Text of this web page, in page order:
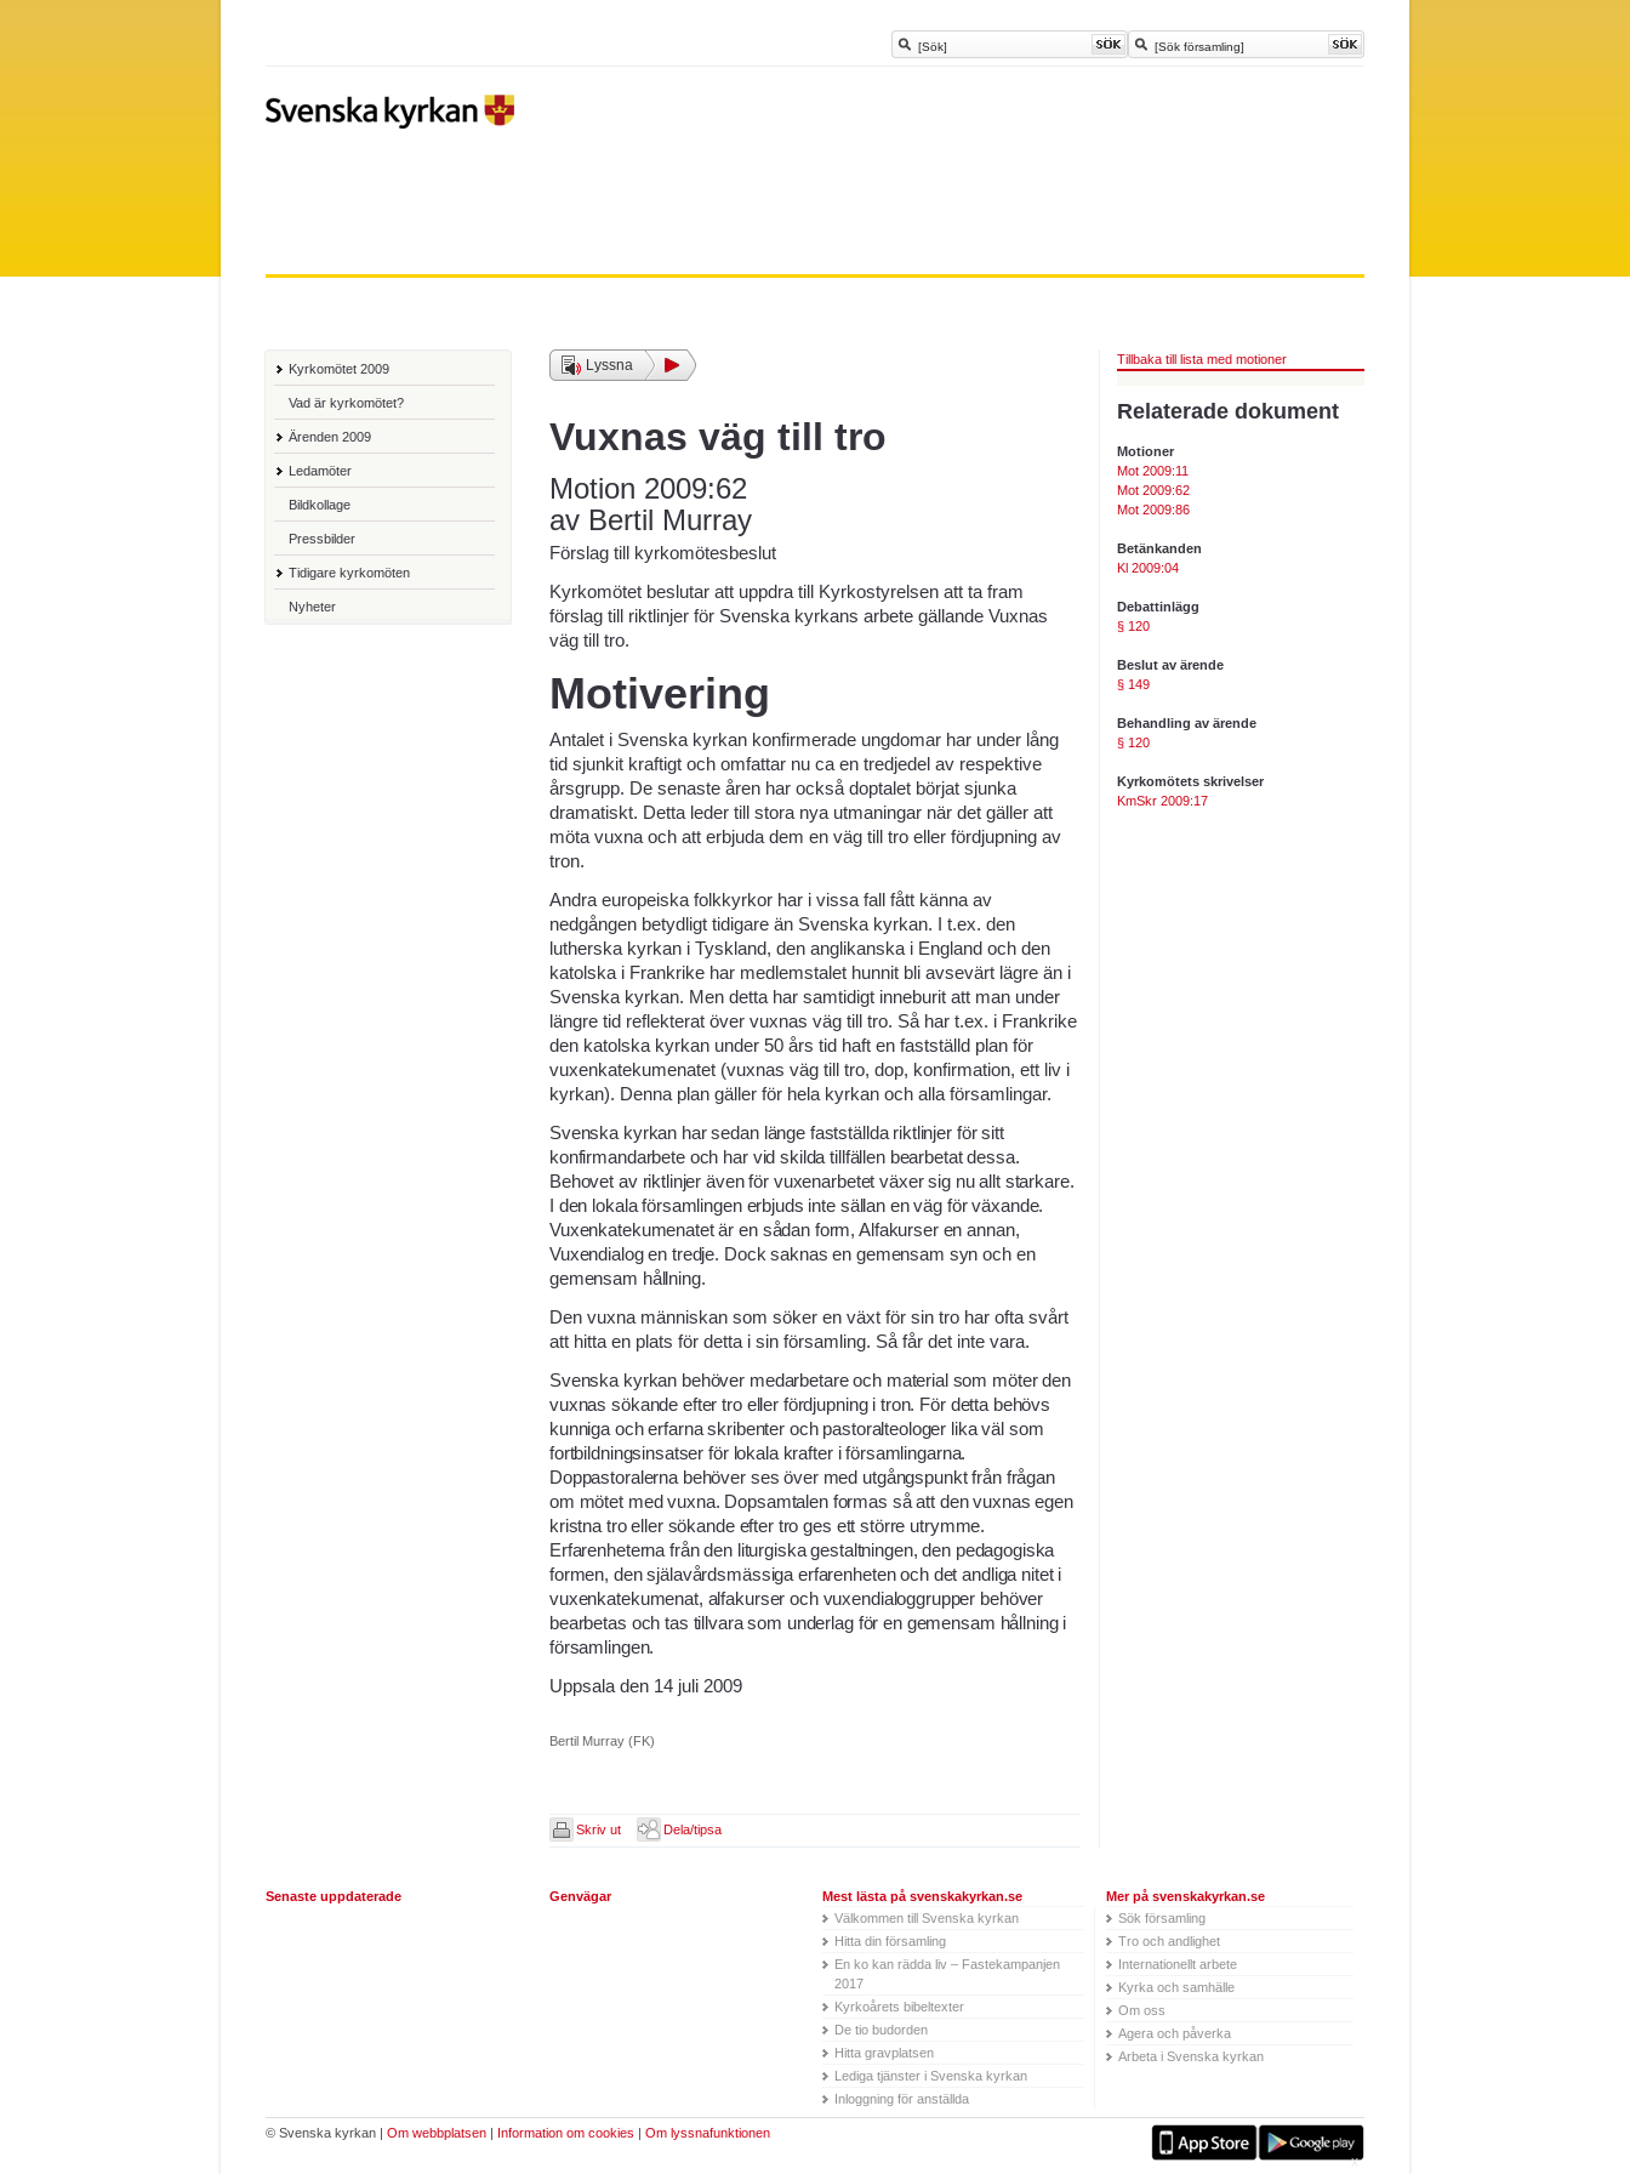
Lyssna
Vuxnas väg till tro
Motion 2009:62
av Bertil Murray
Förslag till kyrkomötesbeslut
Kyrkomötet beslutar att uppdra till Kyrkostyrelsen att ta fram
förslag till riktlinjer för Svenska kyrkans arbete gällande Vuxnas
väg till tro.
Motivering
Antalet i Svenska kyrkan konfirmerade ungdomar har under lång
tid sjunkit kraftigt och omfattar nu ca en tredjedel av respektive
årsgrupp. De senaste åren har också doptalet börjat sjunka
dramatiskt. Detta leder till stora nya utmaningar när det gäller att
möta vuxna och att erbjuda dem en väg till tro eller fördjupning av
tron.
Andra europeiska folkkyrkor har i vissa fall fått känna av
nedgången betydligt tidigare än Svenska kyrkan. I t.ex. den
lutherska kyrkan i Tyskland, den anglikanska i England och den
katolska i Frankrike har medlemstalet hunnit bli avsevärt lägre än i
Svenska kyrkan. Men detta har samtidigt inneburit att man under
längre tid reflekterat över vuxnas väg till tro. Så har t.ex. i Frankrike
den katolska kyrkan under 50 års tid haft en fastställd plan för
vuxenkatekumenatet (vuxnas väg till tro, dop, konfirmation, ett liv i
kyrkan). Denna plan gäller för hela kyrkan och alla församlingar.
Svenska kyrkan har sedan länge fastställda riktlinjer för sitt
konfirmandarbete och har vid skilda tillfällen bearbetat dessa.
Behovet av riktlinjer även för vuxenarbetet växer sig nu allt starkare.
I den lokala församlingen erbjuds inte sällan en väg för växande.
Vuxenkatekumenatet är en sådan form, Alfakurser en annan,
Vuxendialog en tredje. Dock saknas en gemensam syn och en
gemensam hållning.
Den vuxna människan som söker en växt för sin tro har ofta svårt
att hitta en plats för detta i sin församling. Så får det inte vara.
Svenska kyrkan behöver medarbetare och material som möter den
vuxnas sökande efter tro eller fördjupning i tron. För detta behövs
kunniga och erfarna skribenter och pastoralteologer lika väl som
fortbildningsinsatser för lokala krafter i församlingarna.
Doppastoralerna behöver ses över med utgångspunkt från frågan
om mötet med vuxna. Dopsamtalen formas så att den vuxnas egen
kristna tro eller sökande efter tro ges ett större utrymme.
Erfarenheterna från den liturgiska gestaltningen, den pedagogiska
formen, den själavårdsmässiga erfarenheten och det andliga nitet i
vuxenkatekumenat, alfakurser och vuxendialoggrupper behöver
bearbetas och tas tillvara som underlag för en gemensam hållning i
församlingen.
Uppsala den 14 juli 2009
Bertil Murray (FK)
Skriv ut Dela/tipsa
Kyrkomötet 2009
Vad är kyrkomötet?
Ärenden 2009
Ledamöter
Bildkollage
Pressbilder
Tidigare kyrkomöten
Nyheter
Tillbaka till lista med motioner
Relaterade dokument
Motioner
Mot 2009:11
Mot 2009:62
Mot 2009:86
Betänkanden
Kl 2009:04
Debattinlägg
§ 120
Beslut av ärende
§ 149
Behandling av ärende
§ 120
Kyrkomötets skrivelser
KmSkr 2009:17
X
Senaste uppdaterade Genvägar
Mest lästa på svenskakyrkan.se
Välkommen till Svenska kyrkan
Hitta din församling
En ko kan rädda liv – Fastekampanjen
2017
Kyrkoårets bibeltexter
De tio budorden
Hitta gravplatsen
Lediga tjänster i Svenska kyrkan
Inloggning för anställda
Mer på svenskakyrkan.se
Sök församling
Tro och andlighet
Internationellt arbete
Kyrka och samhälle
Om oss
Agera och påverka
Arbeta i Svenska kyrkan
© Svenska kyrkan | Om webbplatsen | Information om cookies | Om lyssnafunktionen